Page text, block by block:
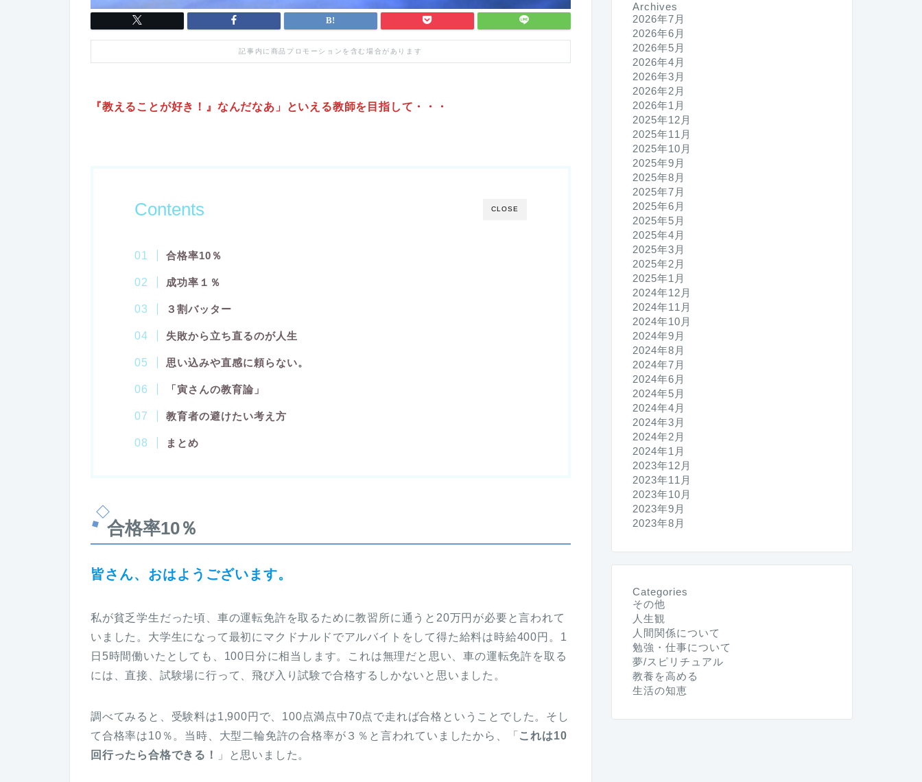
記事内に商品プロモーションを含む場合があります
『教えることが好き！』なんだなあ」といえる教師を目指して・・・
CLOSE
Contents
合格率10％
成功率１％
３割バッター
失敗から立ち直るのが人生
思い込みや直感に頼らない。
「寅さんの教育論」
教育者の避けたい考え方
まとめ
合格率10％
皆さん、おはようございます。
私が貧乏学生だった頃、車の運転免許を取るために教習所に通うと20万円が必要と言われて
いました。大学生になって最初にマクドナルドでアルバイトをして得た給料は時給400円。1
日5時間働いたとしても、100日分に相当します。これは無理だと思い、車の運転免許を取る
には、直接、試験場に行って、飛び入り試験で合格するしかないと思いました。
調べてみると、受験料は1,900円で、100点満点中70点で走れば合格ということでした。そし
て合格率は10％。当時、大型二輪免許の合格率が３％と言われていましたから、「 これは10
回行ったら合格できる！
」と思いました。
Archives
2026年7月
2026年6月
2026年5月
2026年4月
2026年3月
2026年2月
2026年1月
2025年12月
2025年11月
2025年10月
2025年9月
2025年8月
2025年7月
2025年6月
2025年5月
2025年4月
2025年3月
2025年2月
2025年1月
2024年12月
2024年11月
2024年10月
2024年9月
2024年8月
2024年7月
2024年6月
2024年5月
2024年4月
2024年3月
2024年2月
2024年1月
2023年12月
2023年11月
2023年10月
2023年9月
2023年8月
Categories
その他
人生観
人間関係について
勉強・仕事について
夢/スピリチュアル
教養を高める
生活の知恵